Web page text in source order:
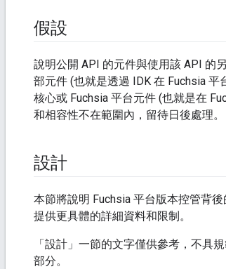
假設
說明公開 API 的元件與使用該 API 的
部元件 (也就是透過 IDK 在 Fuchsia
核心或 Fuchsia 平台元件 (也就是在
和相容性不在範圍內，留待日後處理。
設計
本節將說明 Fuchsia 平台版本控管背
提供更具體的詳細資料和限制。
「設計」一節的文字僅供參考，不具
部分。